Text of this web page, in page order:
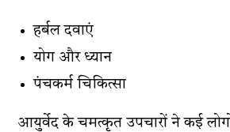
हर्बल दवाएं
योग और ध्यान
पंचकर्म चिकित्सा
आयुर्वेद के चमत्कृत उपचारों ने कई